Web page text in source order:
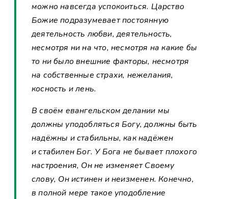
можно навсегда успокоиться. Царство
Божие подразумевает постоянную
деятельность любви, деятельность,
несмотря ни на что, несмотря на какие бы
то ни было внешние факторы, несмотря
на собственные страхи, нежелания,
косность и лень.
В своём евангельском делании мы
должны уподобляться Богу, должны быть
надёжны и стабильны, как надёжен
и стабилен Бог. У Бога не бывает плохого
настроения, Он не изменяет Своему
слову, Он истинен и неизменен. Конечно,
в полной мере такое уподобление